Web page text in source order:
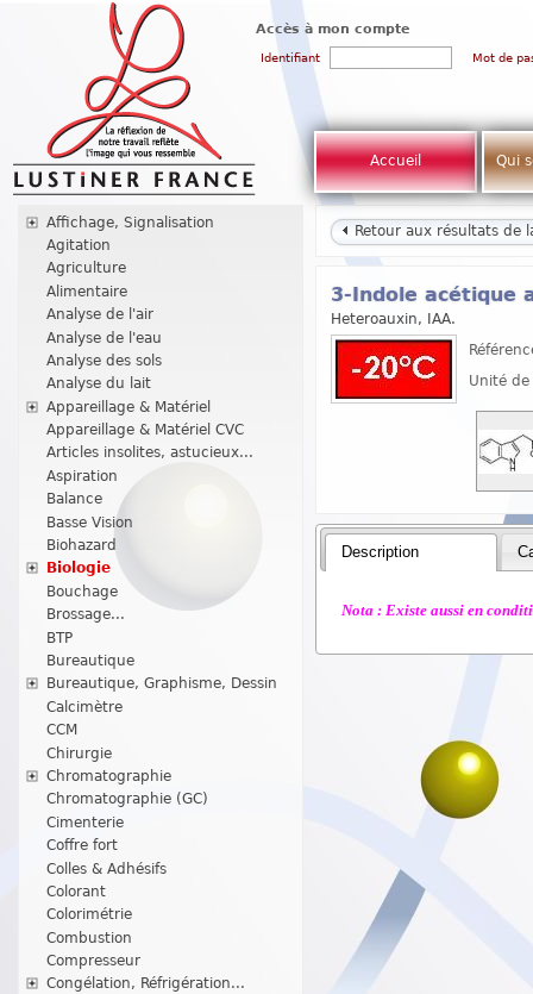
Accès à mon compte
Identifiant Mot de
Accueil Qui
Affichage, Signalisation
Agitation
Agriculture
Alimentaire
Analyse de l'air
Analyse de l'eau
Analyse des sols
Analyse du lait
Appareillage & Matériel
Appareillage & Matériel CVC
Articles insolites, astucieux...
Aspiration
Balance
Basse Vision
Biohazard
Biologie
Bouchage
Brossage...
BTP
Bureautique
Bureautique, Graphisme, Dessin
Calcimètre
CCM
Chirurgie
Chromatographie
Chromatographie (GC)
Cimenterie
Coffre fort
Colles & Adhésifs
Colorant
Colorimétrie
Combustion
Compresseur
Congélation, Réfrigération...
Retour aux résultats de
3-Indole acétique
Heteroauxin, IAA.
Unité
Description
Nota : Existe aussi en